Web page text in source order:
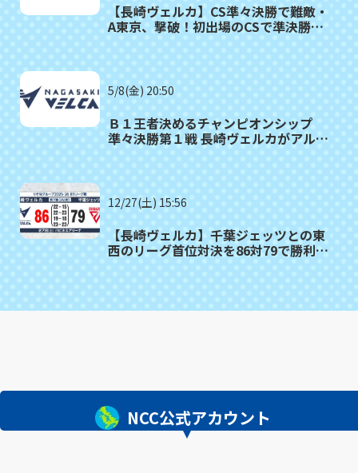
【長崎ヴェルカ】CS準々決勝で難敵・
A東京、撃破！初出場のCSで準決勝進
5/8(金) 20:50
Ｂ１王者決めるチャンピオンシップ
準々決勝第１戦 長崎ヴェルカがアルバ
12/27(土) 15:56
【長崎ヴェルカ】千葉ジェッツとの東
西のリーグ首位対決を86対79で勝利ー
NCC公式アカウント